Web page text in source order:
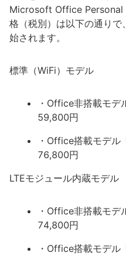
Microsoft Office Personal
格（税別）は以下の通り
始されます。
標準（WiFi）モデル
・Office非搭載モデ
59,800円
・Office搭載モデ
76,800円
LTEモジュール内蔵モデル
・Office非搭載モデ
74,800円
・Office搭載モデル